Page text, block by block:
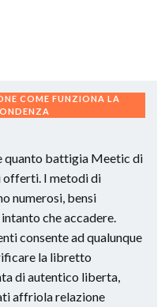
COME FUNZIONA LA
quanto battigia Meetic di
offerti. I metodi di
numerosi, bensi
che accadere.
consente ad qualunque
la libretto
di autentico liberta,
affriola relazione